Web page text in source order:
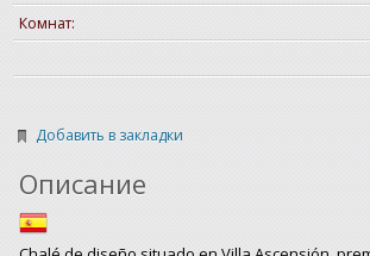
Комнат:
Добавить в закладки
Описание